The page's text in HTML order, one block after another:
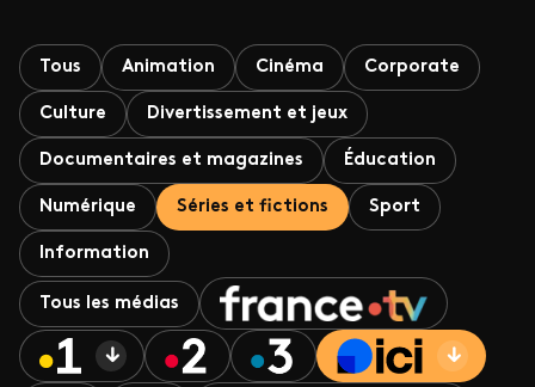
Tous Animation Cinéma Corporate
Culture Divertissement et jeux
Documentaires et magazines Éducation
Numérique Séries et fictions Sport
Information
Tous les médias